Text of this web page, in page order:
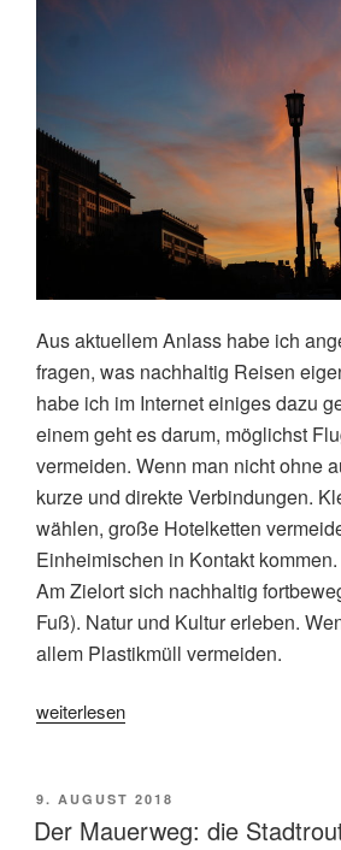
Aus aktuellem Anlass habe ich
fragen, was nachhaltig Reisen
habe ich im Internet einiges dazu
einem geht es darum, möglichst
vermeiden. Wenn man nicht ohne
kurze und direkte Verbindungen.
wählen, große Hotelketten
Einheimischen in Kontakt
Am Zielort sich nachhaltig
Fuß). Natur und Kultur erleben.
allem Plastikmüll vermeiden.
„Berlin
1:
Nachhaltig
weiterlesen
VERÖFFENTLICHT
AM
9. AUGUST 2018
Der Mauerweg: die